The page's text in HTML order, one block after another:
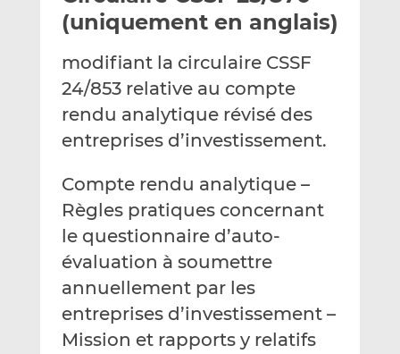
e
r
p
e
m
i
g
e
r
u
r
L
n
e
d
I
n
g
e
r
u
r
F
c
b
o
o
k
(uniquement en anglais)
modifiant la circulaire CSSF
24/853 relative au compte
rendu analytique révisé des
entreprises d’investissement.
Compte rendu analytique –
Règles pratiques concernant
le questionnaire d’auto-
évaluation à soumettre
annuellement par les
entreprises d’investissement –
Mission et rapports y relatifs